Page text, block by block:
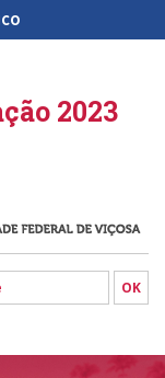
FLORESTAL
2023